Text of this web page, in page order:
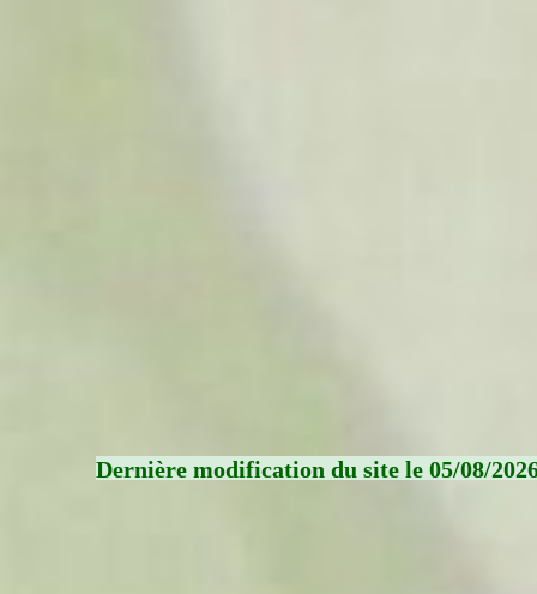
Dernière modification du site le 05/08/